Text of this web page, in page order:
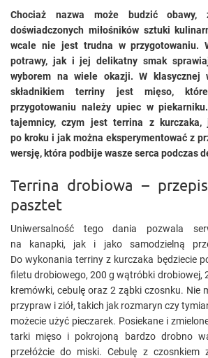
Chociaż nazwa może budzić obawy,
doświadczonych miłośników sztuki
wcale nie jest trudna w przygotowaniu.
potrawy, jak i jej delikatny smak
wyborem na wiele okazji. W klasycznej
składnikiem terriny jest mięso,
przygotowaniu należy upiec w
tajemnicy, czym jest terrina z
po kroku i jak można eksperymentować z
wersję, która podbije wasze serca podczas
Terrina drobiowa –
pasztet
Uniwersalność tego dania pozwala
na kanapki, jak i jako samodzielną
Do wykonania terriny z kurczaka będziecie
filetu drobiowego, 200 g wątróbki drobiowej,
kremówki, cebulę oraz 2 ząbki czosnku. Nie
przypraw i ziół, takich jak rozmaryn czy
możecie użyć pieczarek. Posiekane i
tarki mięso i pokrojoną bardzo drobno
przełóżcie do miski. Cebulę z czosnkiem